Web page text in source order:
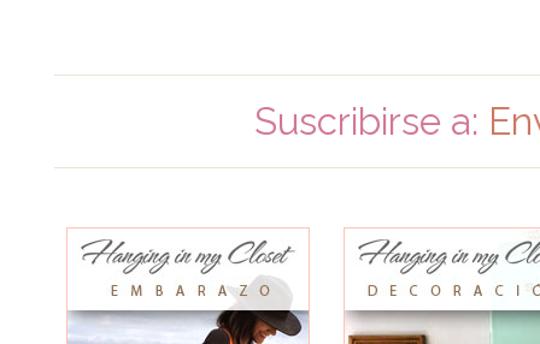
Suscribirse a: